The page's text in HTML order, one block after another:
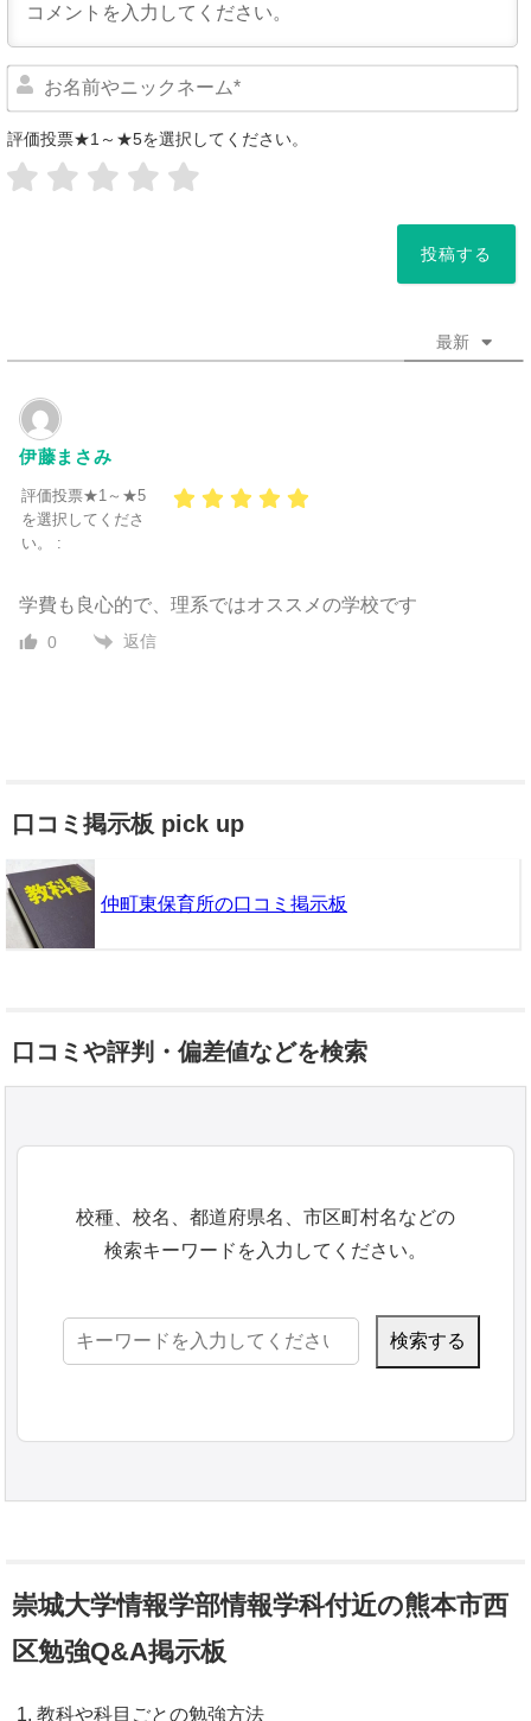
評価投票★1～★5を選択してください。
最新
伊藤まさみ
評価投票★1～★5
を選択してくださ
い。 :
学費も良心的で、理系ではオススメの学校です
0 返信
口コミ掲示板 pick up
仲町東保育所の口コミ掲示板
口コミや評判・偏差値などを検索
校種、校名、都道府県名、市区町村名などの
検索キーワードを入力してください。
検
崇城大学情報学部情報学科付近の熊本市西
区勉強Q&A掲示板
教科や科目ごとの勉強方法